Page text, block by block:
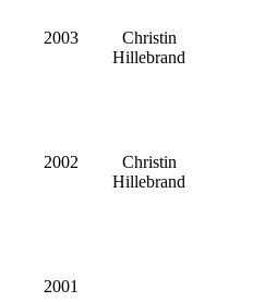
2003
Christin
Hillebrand
2002
Christin
Hillebrand
2001